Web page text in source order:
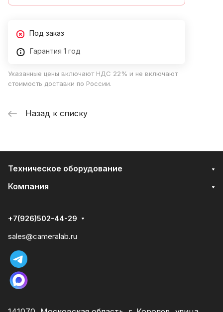
Под заказ
Гарантия 1 год
Указанные цены включают НДС 22% и не включают
стоимость доставки по России.
Назад к списку
Техническое оборудование
Компания
+7(926)502-44-29
sales@cameralab.ru